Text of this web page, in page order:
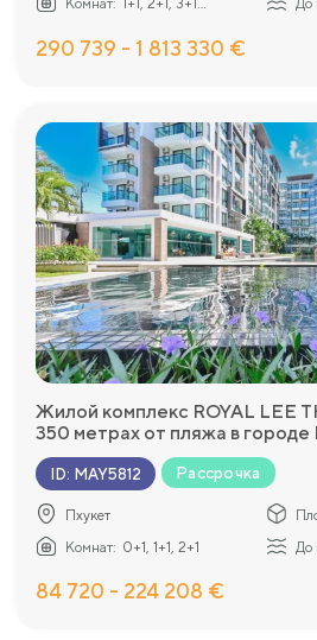
Комнат: 1+1, 2+1, 3+1... До
290 739 - 1 813 330 €
Жилой комплекс ROYAL LEE
350 метрах от пляжа в городе
ID: MAY5812 Рассрочка
Пхукет
Комнат: 0+1, 1+1, 2+1 До
84 720 - 224 208 €